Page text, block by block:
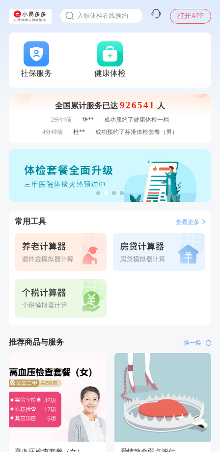
入职体检在线预约
打开APP
社保服务 健康体检
全国累计服务已达 926541 人
7分钟前 叶**
成功预约了女性防癌筛查套餐
7分钟前
李**
购买了七年五季黑咖啡速溶低脂无添加蔗糖美式咖啡粉
刚刚 何*
购买了K3颈椎按摩仪（浅灰色）
刚刚
购买了K3颈椎按摩仪（浅灰色）
成功预约了尊享版孕前套餐（女）
刚刚
成功预约了尊享版孕前套餐（女）
1分钟前
购买了汤臣倍健多维男士多种维生素矿物质片1.5g*60片*2
瓶
2分钟前 陆**
购买了固本堂阿胶糕传统口味400g
2分钟前
华**
成功预约了健康体检一档
4分钟前
杜**
成功预约了标准体检套餐（男）
购买了美的体重秤 MO-CW5 白色
6分钟前
王**
成功预约女性常规体检套餐
7分钟前
叶**
成功预约了女性防癌筛查套餐
购买了七年五季黑咖啡速溶低脂无添加蔗糖美式咖啡粉
24g*2盒
常用工具 查看更多
推荐商品与服务 换一换